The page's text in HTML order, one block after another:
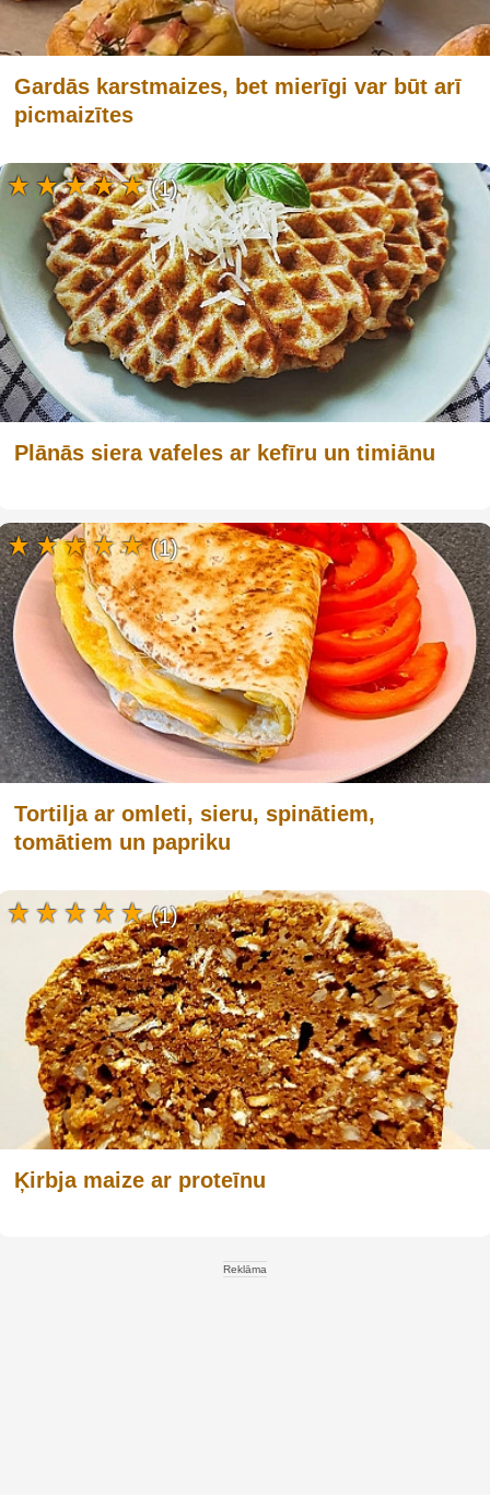
Gardās karstmaizes, bet mierīgi var būt arī
picmaizītes
Plānās siera vafeles ar kefīru un timiānu
(1)
Tortilja ar omleti, sieru, spinātiem,
tomātiem un papriku
(1)
Ķirbja maize ar proteīnu
(1)
Reklāma